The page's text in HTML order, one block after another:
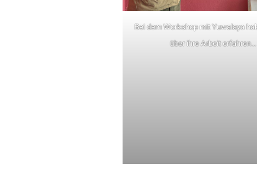
Bei dem Workshop mit Yuwalaya
über ihre Arbeit erfahren…